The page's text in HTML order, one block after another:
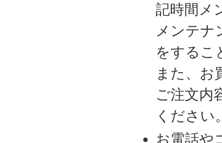
記時間メ
メンテナ
をするこ
また、お
ご注文内
ください
お電話や